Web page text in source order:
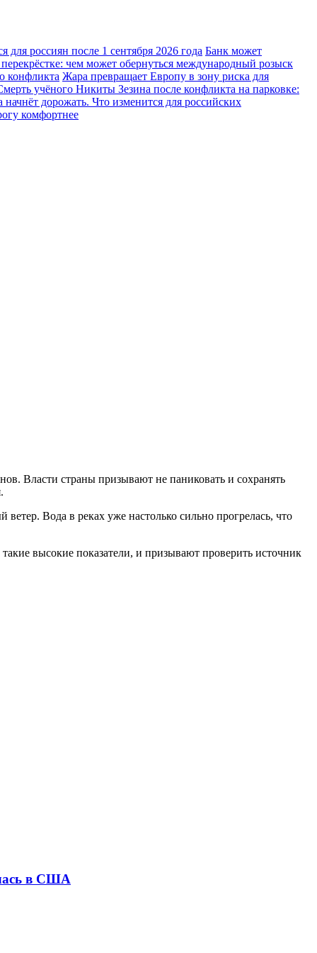
россиян после 1 сентября 2026 года Банк может
чем может обернуться международный розыск
конфликта Жара превращает Европу в зону риска для
учёного Никиты Зезина после конфликта на парковке:
дорожать. Что изменится для российских
комфортнее
Власти страны призывают не паниковать и сохранять
Вода в реках уже настолько сильно прогрелась, что
высокие показатели, и призывают проверить источник
в США